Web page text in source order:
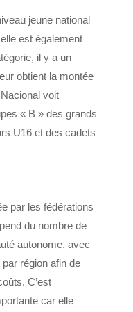
jeune national
est également
il y a un
obtient la montée
voit
« B » des grands
U16 et des cadets
par les fédérations
du nombre de
autonome, avec
région afin de
C’est
car elle